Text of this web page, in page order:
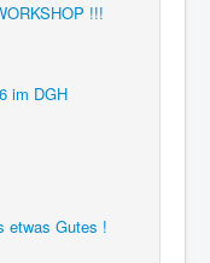
!!!
im DGH
etwas Gutes !